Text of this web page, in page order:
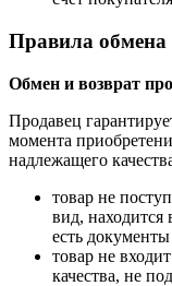
Правила обмена
Обмен и возврат
Продавец
момента
надлежащего
товар не
вид, находится
есть
товар не
качества, не